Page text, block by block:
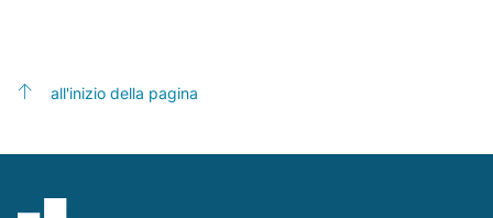
all'inizio della pagina